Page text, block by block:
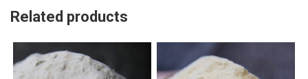
Related products